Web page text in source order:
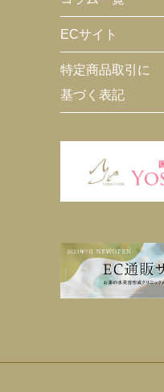
ECサイト
特定商品取引に
基づく表記